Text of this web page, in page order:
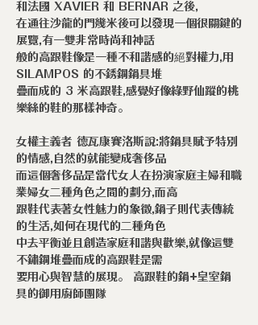
和法國 XAVIER 和 BERNAR 之後,
在通往沙龍的門幾米後可以發現一個很關鍵的
展覽,有一雙非常時尚和神話
般的高跟鞋像是一種不和諧感的絕對權力,用
SILAMPOS 的不銹鋼鍋具堆
疊而成的 3 米高跟鞋,感覺好像綠野仙蹤的桃
樂絲的鞋的那樣神奇。
女權主義者 德瓦康賽洛斯說:將鍋具賦予特別
的情感,自然的就能變成奢侈品
而這個奢侈品是當代女人在扮演家庭主婦和職
業婦女二種角色之間的劃分,而高
跟鞋代表著女性魅力的象徵,鍋子則代表傳統
的生活,如何在現代的二種角色
中去平衡並且創造家庭和諧與歡樂,就像這雙
不鏽鋼堆疊而成的高跟鞋是需
要用心與智慧的展現。 高跟鞋的鍋+皇室鍋
具的御用廚師團隊